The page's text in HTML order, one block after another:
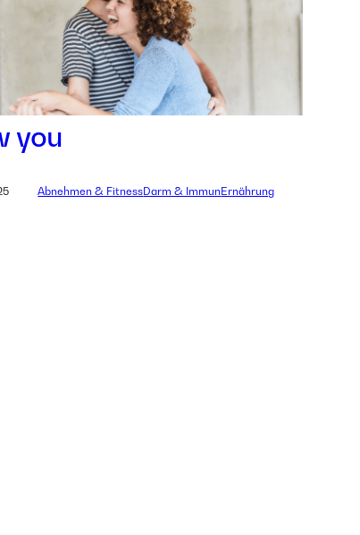
you
Abnehmen & FitnessDarm & ImmunErnährung